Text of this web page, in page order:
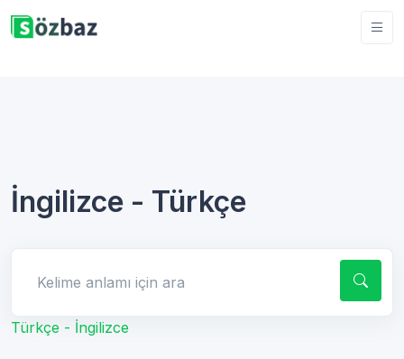
İngilizce - Türkçe
Türkçe - İngilizce